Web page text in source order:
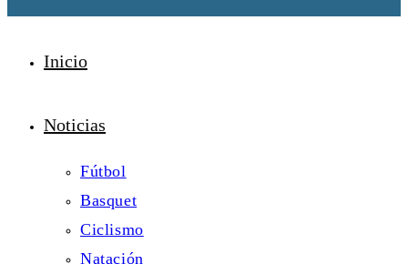
Inicio
Noticias
Fútbol
Basquet
Ciclismo
Natación